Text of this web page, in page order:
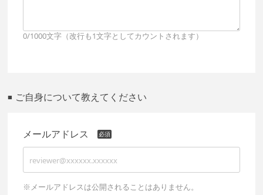
0/1000文字（改行も1文字としてカウントされます）
■ ご自身について教えてください
メールアドレス
※メールアドレスは公開されることはありません。